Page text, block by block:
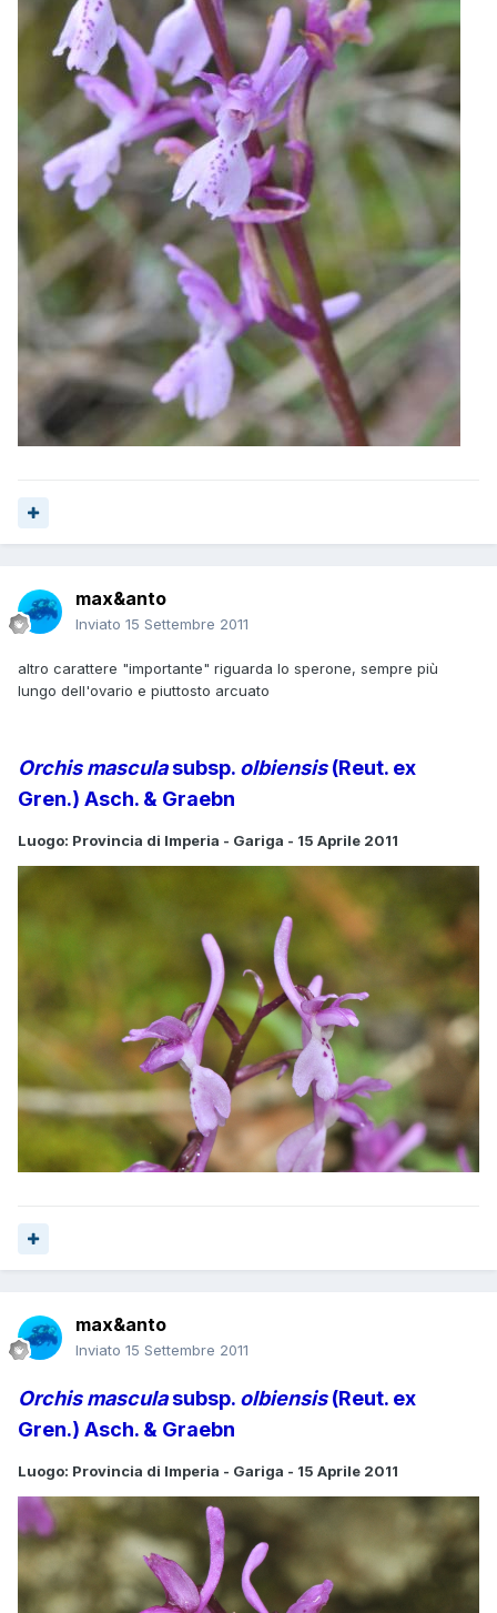
max&anto
Inviato 15 Settembre 2011
altro carattere "importante" riguarda lo sperone, sempre più
lungo dell'ovario e piuttosto arcuato
Orchis masculasubsp. olbiensis(Reut. ex
Gren.) Asch. & Graebn
Luogo: Provincia di Imperia - Gariga - 15 Aprile 2011
max&anto
Inviato 15 Settembre 2011
Orchis masculasubsp. olbiensis(Reut. ex
Gren.) Asch. & Graebn
Luogo: Provincia di Imperia - Gariga - 15 Aprile 2011